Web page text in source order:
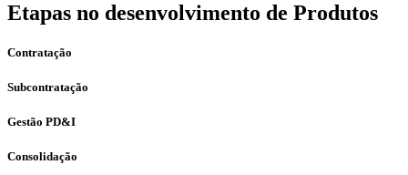
Etapas no desenvolvimento de Produtos
Contratação
Subcontratação
Gestão PD&I
Consolidação